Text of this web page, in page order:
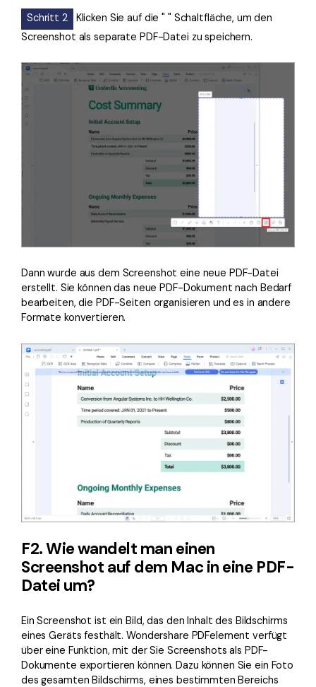
Schritt 2
Klicken Sie auf die " " Schaltfläche, um den
Screenshot als separate PDF-Datei zu speichern.
Dann wurde aus dem Screenshot eine neue PDF-Datei
erstellt. Sie können das neue PDF-Dokument nach Bedarf
bearbeiten, die PDF-Seiten organisieren und es in andere
Formate konvertieren.
F2. Wie wandelt man einen
Screenshot auf dem Mac in eine PDF-
Datei um?
Ein Screenshot ist ein Bild, das den Inhalt des Bildschirms
eines Geräts festhält. Wondershare PDFelement verfügt
über eine Funktion, mit der Sie Screenshots als PDF-
Dokumente exportieren können. Dazu können Sie ein Foto
des gesamten Bildschirms, eines bestimmten Bereichs